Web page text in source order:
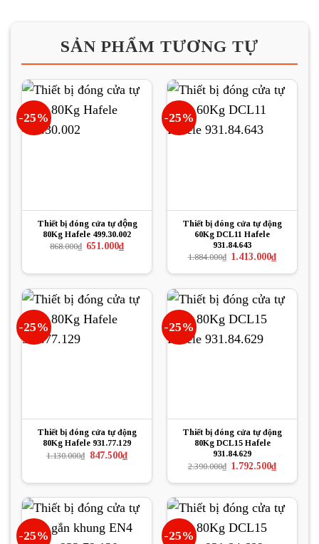
SẢN PHẨM TƯƠNG TỰ
-25%
Thiết bị đóng cửa tự động
80Kg Hafele 499.30.002
868.000₫ Giá
651.000₫Giá
hiện
-25%
Thiết bị đóng cửa tự động
60Kg DCL11 Hafele
931.84.643
1.884.000₫ Giá
là:
1.413.000₫Giá
hiện
tại
1.413.000₫.
-25%
Thiết bị đóng cửa tự động
80Kg Hafele 931.77.129
1.130.000₫ Giá
847.500₫Giá
hiện
-25%
Thiết bị đóng cửa tự động
80Kg DCL15 Hafele
931.84.629
2.390.000₫ Giá
là:
1.792.500₫Giá
hiện
tại
1.792.500₫.
-25% -25%